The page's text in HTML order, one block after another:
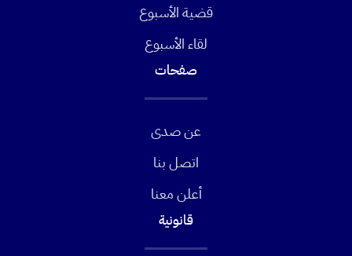
قضية الأسبوع
لقاء الأسبوع
صفحات
عن صدى
اتصل بنا
أعلن معنا
قانونية